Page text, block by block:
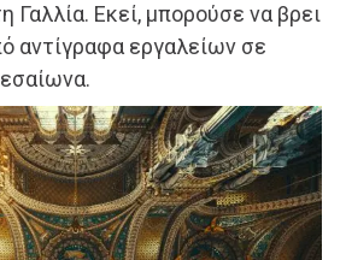
Γαλλία. Εκεί, μπορούσε να βρει
αντίγραφα εργαλείων σε